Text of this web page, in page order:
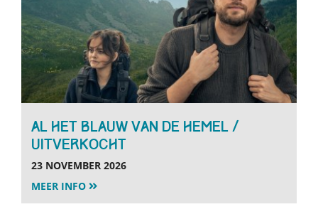
AL HET BLAUW VAN DE HEMEL /
UITVERKOCHT
23 NOVEMBER 2026
MEER INFO